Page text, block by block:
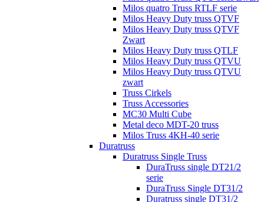
Milos quatro Truss RTLF serie
Milos Heavy Duty truss QTVF
Milos Heavy Duty truss QTVF
Zwart
Milos Heavy Duty truss QTLF
Milos Heavy Duty truss QTVU
Milos Heavy Duty truss QTVU
zwart
Truss Cirkels
Truss Accessories
MC30 Multi Cube
Metal deco MDT-20 truss
Milos Truss 4KH-40 serie
Duratruss
Duratruss Single Truss
DuraTruss single DT21/2
serie
DuraTruss Single DT31/2
Duratruss single DT31/2